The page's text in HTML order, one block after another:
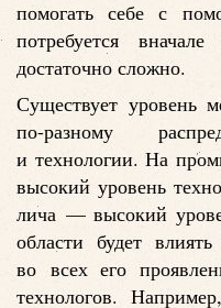
помогать себе с
потребуется
достаточно сложно.
Существует уровень
по-разному
и технологии. На
высокий уровень
лича — высокий
области будет
во всех его
технологов.